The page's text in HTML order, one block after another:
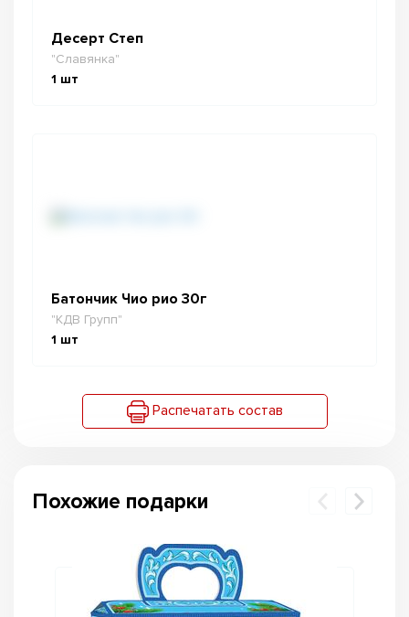
Десерт Степ
"Славянка"
1 шт
Батончик Чио рио 30г
"КДВ Групп"
1 шт
Распечатать состав
Похожие подарки